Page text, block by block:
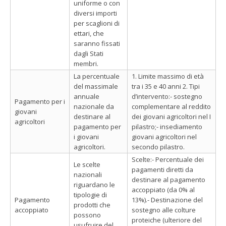
uniforme o con
diversi importi
per scaglioni di
ettari, che
saranno fissati
dagli Stati
membri.
Pagamento per i
giovani
agricoltori
La percentuale
del massimale
annuale
nazionale da
destinare al
pagamento per
i giovani
agricoltori.
1. Limite massimo di età
tra i 35 e 40 anni 2. Tipi
d’intervento:- sostegno
complementare al reddito
dei giovani agricoltori nel I
pilastro;- insediamento
giovani agricoltori nel
secondo pilastro.
Pagamento
accoppiato
Le scelte
nazionali
riguardano le
tipologie di
prodotti che
possono
Scelte:- Percentuale dei
pagamenti diretti da
destinare al pagamento
accoppiato (da 0% al
13%).- Destinazione del
sostegno alle colture
proteiche (ulteriore del